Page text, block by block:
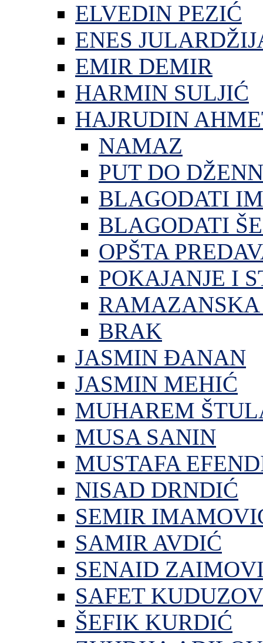
ELVEDIN PEZIĆ
ENES
EMIR DEMIR
HARMIN SULJIĆ
HAJRUDIN
NAMAZ
PUT DO
BLAGODATI
BLAGODATI
OPŠTA
POKAJANJE I
RAMAZANSKA
BRAK
JASMIN ĐANAN
JASMIN MEHIĆ
MUHAREM
MUSA SANIN
MUSTAFA
NISAD DRNDIĆ
SEMIR
SAMIR AVDIĆ
SENAID
SAFET
ŠEFIK KURDIĆ